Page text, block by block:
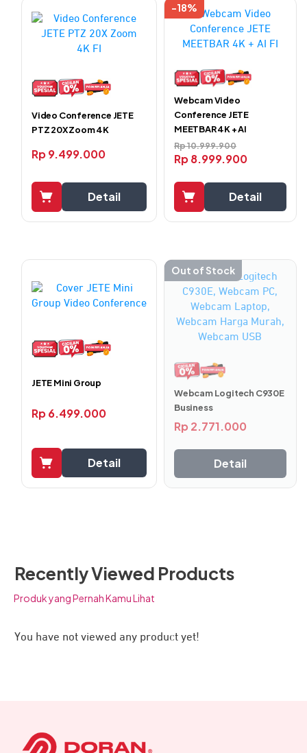
Video Conference JETE
PTZ 20X Zoom 4K
Rp9.499.000
Detail
-18%
Webcam Video
Conference JETE
MEETBAR 4K + AI
Rp10.999.900
Rp8.999.900
Detail
JETE Mini Group
Rp6.499.000
Detail
Out of Stock
Webcam Logitech C930E
Business
Rp 2.771.000
Detail
Recently Viewed Products
Produk yang Pernah Kamu Lihat
You have not viewed any product yet!